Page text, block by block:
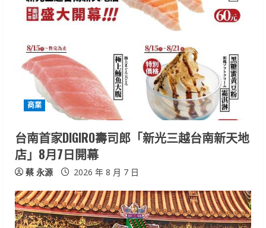
a
n
g
商業
台南首家DIGIRO壽司郎「新光三越台南新天地
店」8月7日開幕
蔡 永源 2026 年 8 月 7 日